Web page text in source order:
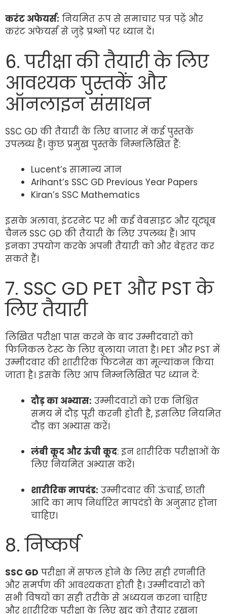
करंट अफेयर्स: नियमित रूप से समाचार पत्र पढ़ें और
करंट अफेयर्स से जुड़े प्रश्नों पर ध्यान दें।
6. परीक्षा की तैयारी के लिए
आवश्यक पुस्तकें और
ऑनलाइन संसाधन
SSC GD की तैयारी के लिए बाजार में कई पुस्तकें
उपलब्ध हैं। कुछ प्रमुख पुस्तकें निम्नलिखित हैं:
Lucent’s सामान्य ज्ञान
Arihant’s SSC GD Previous Year Papers
Kiran’s SSC Mathematics
इसके अलावा, इंटरनेट पर भी कई वेबसाइट और यूट्यूब
चैनल SSC GD की तैयारी के लिए उपलब्ध हैं। आप
इनका उपयोग करके अपनी तैयारी को और बेहतर कर
सकते हैं।
7. SSC GD PET और PST के
लिए तैयारी
लिखित परीक्षा पास करने के बाद उम्मीदवारों को
फिजिकल टेस्ट के लिए बुलाया जाता है। PET और PST में
उम्मीदवार की शारीरिक फिटनेस का मूल्यांकन किया
जाता है। इसके लिए आप निम्नलिखित पर ध्यान दें:
दौड़ का अभ्यास: उम्मीदवारों को एक निश्चित
समय में दौड़ पूरी करनी होती है, इसलिए नियमित
दौड़ का अभ्यास करें।
लंबी कूद और ऊंची कूद: इन शारीरिक परीक्षाओं के
लिए नियमित अभ्यास करें।
शारीरिक मापदंड: उम्मीदवार की ऊंचाई, छाती
आदि का माप निर्धारित मापदंडों के अनुसार होना
चाहिए।
8. निष्कर्ष
SSC GD परीक्षा में सफल होने के लिए सही रणनीति
और समर्पण की आवश्यकता होती है। उम्मीदवारों को
सभी विषयों का सही तरीके से अध्ययन करना चाहिए
और शारीरिक परीक्षा के लिए खुद को तैयार रखना